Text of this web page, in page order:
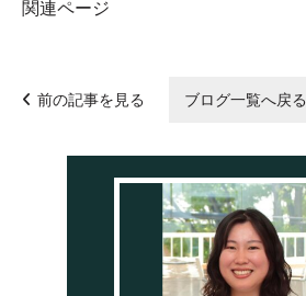
関連ページ
前の記事を見る ブログ一覧へ戻る